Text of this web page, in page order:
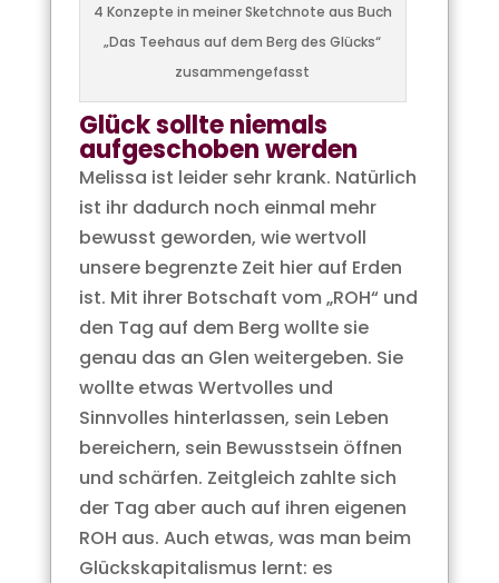
4 Konzepte in meiner Sketchnote aus Buch
„Das Teehaus auf dem Berg des Glücks“
zusammengefasst
Glück sollte niemals
aufgeschoben werden
Melissa ist leider sehr krank. Natürlich
ist ihr dadurch noch einmal mehr
bewusst geworden, wie wertvoll
unsere begrenzte Zeit hier auf Erden
ist. Mit ihrer Botschaft vom „ROH“ und
den Tag auf dem Berg wollte sie
genau das an Glen weitergeben. Sie
wollte etwas Wertvolles und
Sinnvolles hinterlassen, sein Leben
bereichern, sein Bewusstsein öffnen
und schärfen. Zeitgleich zahlte sich
der Tag aber auch auf ihren eigenen
ROH aus. Auch etwas, was man beim
Glückskapitalismus lernt: es